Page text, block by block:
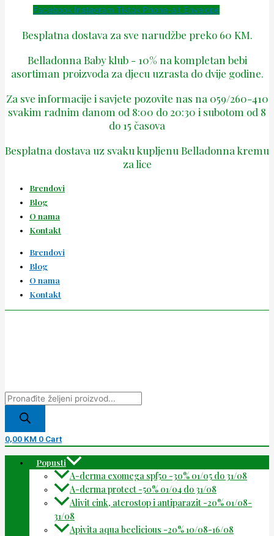
Facebook Instagram Tiktok Phone-alt Envelope
Besplatna dostava za sve narudžbe preko 60 KM.
Belladonna Baby klub - 10% na kompletan bebi
asortiman proizvoda za djecu uzrasta do dvije godine.
Za sve informacije i savjete pozovite nas na 059/260-410
svakim radnim danom od 8:00 do 20:30 i subotom od 8
do 15 časova
Besplatna dostava uz svaku kupljenu Belladonna kremu
za lice
Brendovi
Blog
O nama
Kontakt
Brendovi
Blog
O nama
Kontakt
0,00 KM 0 Cart
Popusti
A-derma exomega spf50 -30% 01/05 do 31/08
A-derma protect -50% 01/04 do 31/08
Alivit cink, aterostop i antiparazit -20% 01/08-
31/08
Apivita aqua beelicious -20% 10/08-16/08